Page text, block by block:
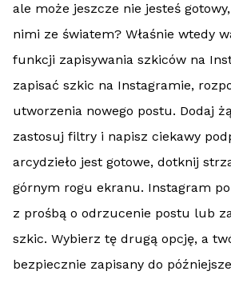
ale może jeszcze nie jesteś
nimi ze światem? Właśnie wtedy
funkcji zapisywania szkiców na
zapisać szkic na Instagramie,
utworzenia nowego postu. Dodaj
zastosuj filtry i napisz ciekawy
arcydzieło jest gotowe, dotknij
górnym rogu ekranu. Instagram
z prośbą o odrzucenie postu lub
szkic. Wybierz tę drugą opcję, a
bezpiecznie zapisany do